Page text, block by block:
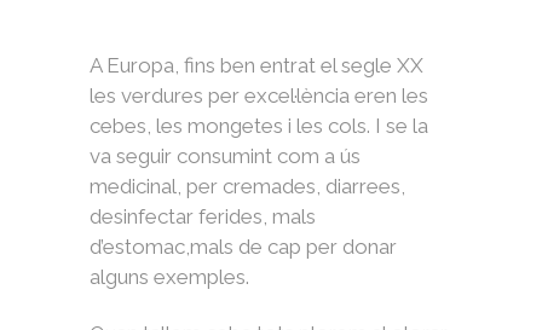
A Europa, fins ben entrat el segle XX
les verdures per excel·lència eren les
cebes, les mongetes i les cols. I se la
va seguir consumint com a ús
medicinal, per cremades, diarrees,
desinfectar ferides, mals
d’estomac,mals de cap per donar
alguns exemples.